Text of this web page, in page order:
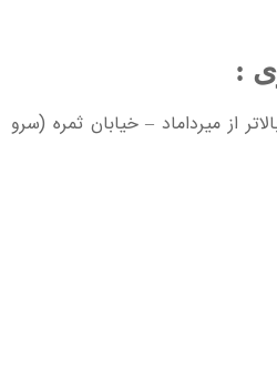
:
از میرداماد – خیابان ثمره (سرو